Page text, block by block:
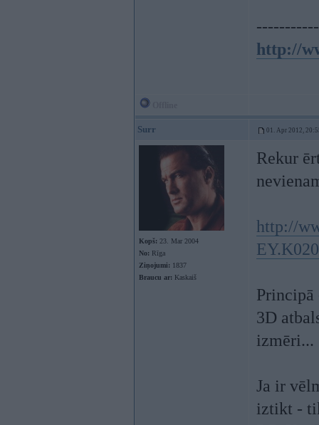
http://
Surr 01. Apr 2012,
Kopš: 23. Mar 2004
No: Rīga
Ziņojumi: 1837
Braucu ar: Kaskaiš
Rekur
http://
3D
izmēri...
Ja ir
iztikt -